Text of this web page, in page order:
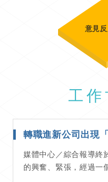
意見
工作
媒體中心／綜合報導終
的興奮、緊張，經過一